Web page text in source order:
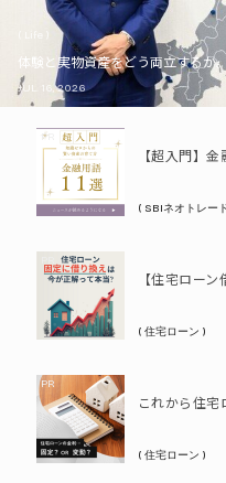
体験と実物資産をどう両立するか
JUL. 16, 2026
PR
( SBIネオトレー
( 住宅ローン )
PR
( 住宅ローン )